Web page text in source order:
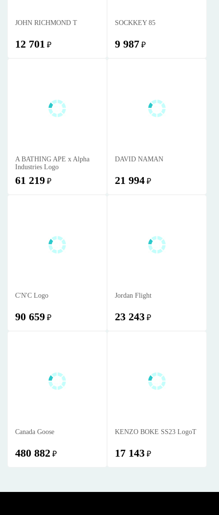
JOHN RICHMOND T
12 701 ₽
SOCKKEY 85
9 987 ₽
A BATHING APE x Alpha
Industries Logo
61 219 ₽
DAVID NAMAN
21 994 ₽
C'N'C Logo
90 659 ₽
Jordan Flight
23 243 ₽
Canada Goose
480 882 ₽
KENZO BOKE SS23 LogoT
17 143 ₽